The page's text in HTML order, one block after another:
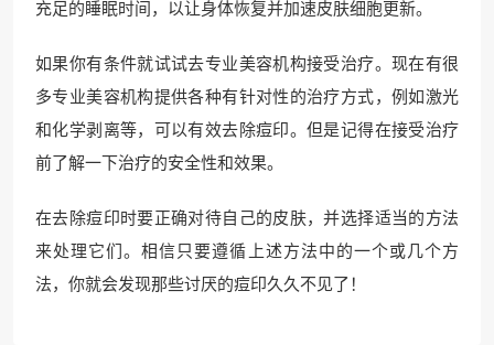
充足的睡眠时间，以让身体恢复并加速皮肤细胞更新。
如果你有条件就试试去专业美容机构接受治疗。现在有很
多专业美容机构提供各种有针对性的治疗方式，例如激光
和化学剥离等，可以有效去除痘印。但是记得在接受治疗
前了解一下治疗的安全性和效果。
在去除痘印时要正确对待自己的皮肤，并选择适当的方法
来处理它们。相信只要遵循上述方法中的一个或几个方
法，你就会发现那些讨厌的痘印久久不见了！